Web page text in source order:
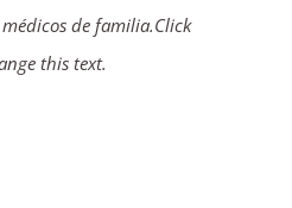
de familia.Click
this text.